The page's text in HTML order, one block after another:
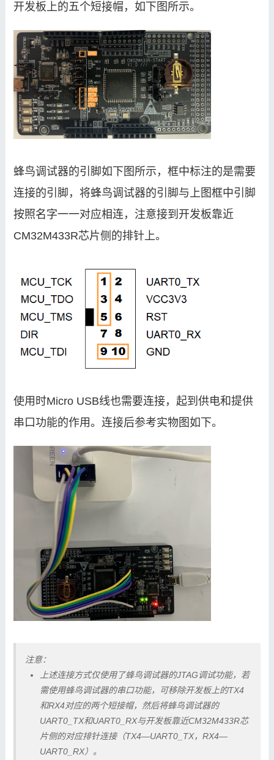
开发板上的五个短接帽，如下图所示。
蜂鸟调试器的引脚如下图所示，框中标注的是需要
连接的引脚，将蜂鸟调试器的引脚与上图框中引脚
按照名字一一对应相连，注意接到开发板靠近
CM32M433R芯片侧的排针上。
使用时Micro USB线也需要连接，起到供电和提供
串口功能的作用。连接后参考实物图如下。
注意：
上述连接方式仅使用了蜂鸟调试器的JTAG调试功能，若
需使用蜂鸟调试器的串口功能，可移除开发板上的TX4
和RX4对应的两个短接帽，然后将蜂鸟调试器的
UART0_TX和UART0_RX与开发板靠近CM32M433R芯
片侧的对应排针连接（TX4—UART0_TX，RX4—
UART0_RX）。